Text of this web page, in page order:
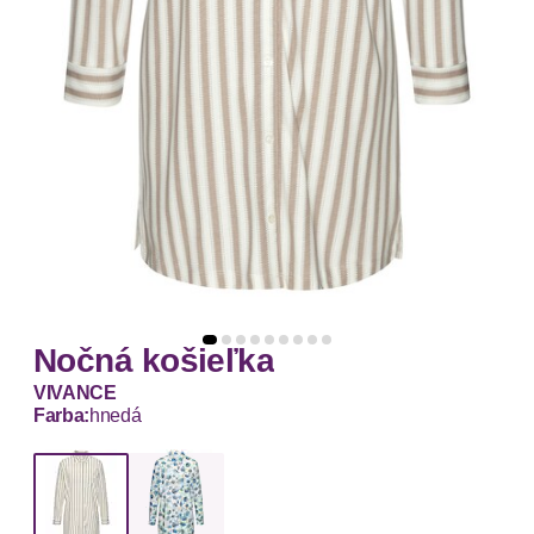
Nočná košieľka
VIVANCE
Farba:hnedá